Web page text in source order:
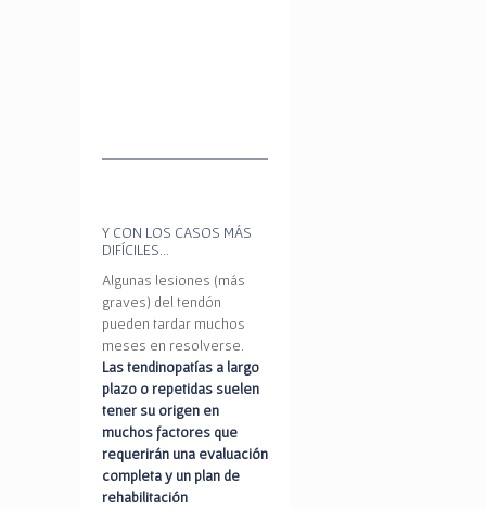
Y CON LOS CASOS MÁS
DIFÍCILES…
Algunas lesiones (más
graves) del tendón
pueden tardar muchos
meses en resolverse.
Las tendinopatías a largo
plazo o repetidas suelen
tener su origen en
muchos factores que
requerirán una evaluación
completa y un plan de
rehabilitación